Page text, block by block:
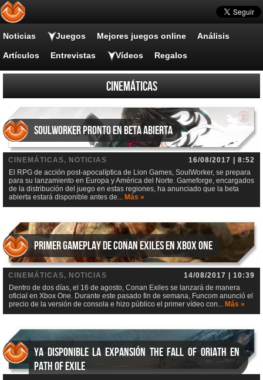
Noticias Juegos Mejores juegos online Análisis
Artículos Entrevistas Vídeos Regalos
Cinemáticas
SoulWorker pronto en beta abierta
CINEMÁTICAS, NOTICIAS
16/08/2017 | 8:52
El RPG de acción post-apocalíptica de Lion Games, SoulWorker, se prepara
para su lanzamiento en Europa y América del Norte. Gameforge, encargados
de la distribución del juego en estas regiones, ha anunciado que la beta
abierta estará disponible antes de... Más »
Primer Gameplay de Conan Exiles en Xbox One
CINEMÁTICAS, NOTICIAS
14/08/2017 | 10:39
Dentro de dos días, el 16 de agosto, Conan Exiles se lanzará de manera
oficial en Xbox One. Durante este pasado fin de semana, Funcom anunció el
precio de la versión de consola e hizo público el primer vídeo con... Más »
Ya disponible la expansión The Fall of Oriath en
Path of Exile